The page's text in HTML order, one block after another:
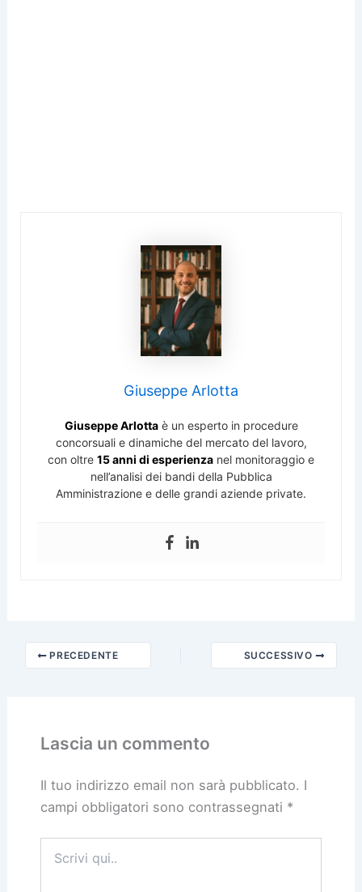
Giuseppe Arlotta
Giuseppe Arlottaè un esperto in procedure
concorsuali e dinamiche del mercato del lavoro,
con oltre 15 anni di esperienza nel monitoraggio e
nell’analisi dei bandi della Pubblica
Amministrazione e delle grandi aziende private.
PRECEDENTE SUCCESSIVO
Lascia un commento
Il tuo indirizzo email non sarà pubblicato. I
campi obbligatori sono contrassegnati *
qui..